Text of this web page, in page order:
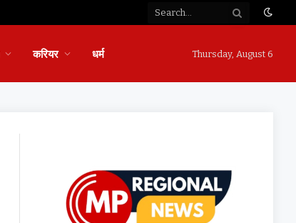
करियर धर्म Thursday, August 6